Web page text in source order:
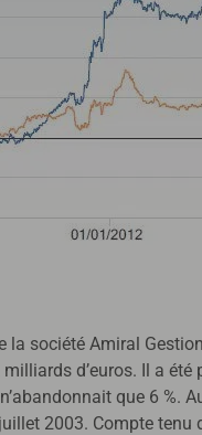
la société Amiral
d’euros. Il a
que 6
2003. Compte